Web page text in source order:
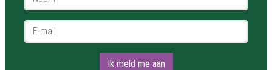
E-mail *
Ik meld me aan